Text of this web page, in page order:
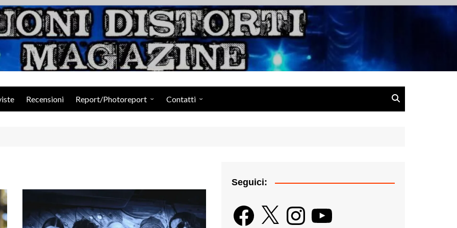
Suoni Distorti Magazine
Recensioni Report/Photoreport Contatti
Seguici:
Facebook
X InstagramYouTube